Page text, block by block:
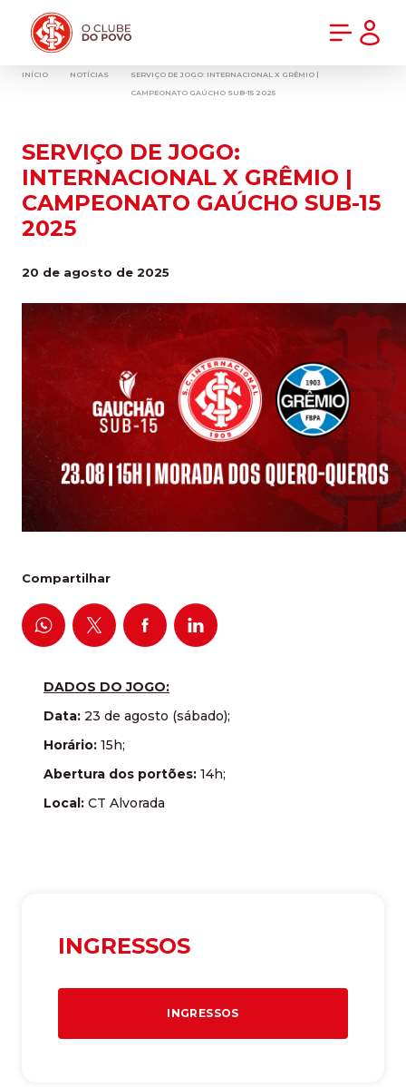
INÍCIO NOTÍCIAS
SERVIÇO DE JOGO: INTERNACIONAL X GRÊMIO |
CAMPEONATO GAÚCHO SUB-15 2025
SERVIÇO DE JOGO:
INTERNACIONAL X GRÊMIO |
CAMPEONATO GAÚCHO SUB-15
2025
20 de agosto de 2025
Compartilhar
DADOS DO JOGO:
Data: 23 de agosto (sábado);
Horário: 15h;
Abertura dos portões: 14h;
Local: CT Alvorada
INGRESSOS
INGRESSOS